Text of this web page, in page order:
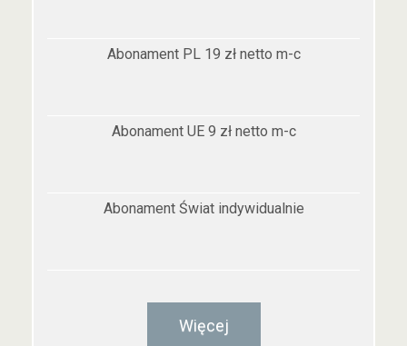
Abonament PL 19 zł netto m-c
Abonament UE 9 zł netto m-c
Abonament Świat indywidualnie
Więcej